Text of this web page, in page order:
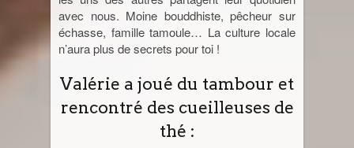
avec nous. Moine bouddhiste, pêcheur sur
échasse, famille tamoule… La culture locale
n’aura plus de secrets pour toi !
Valérie a joué du tambour et
rencontré des cueilleuses de
thé :